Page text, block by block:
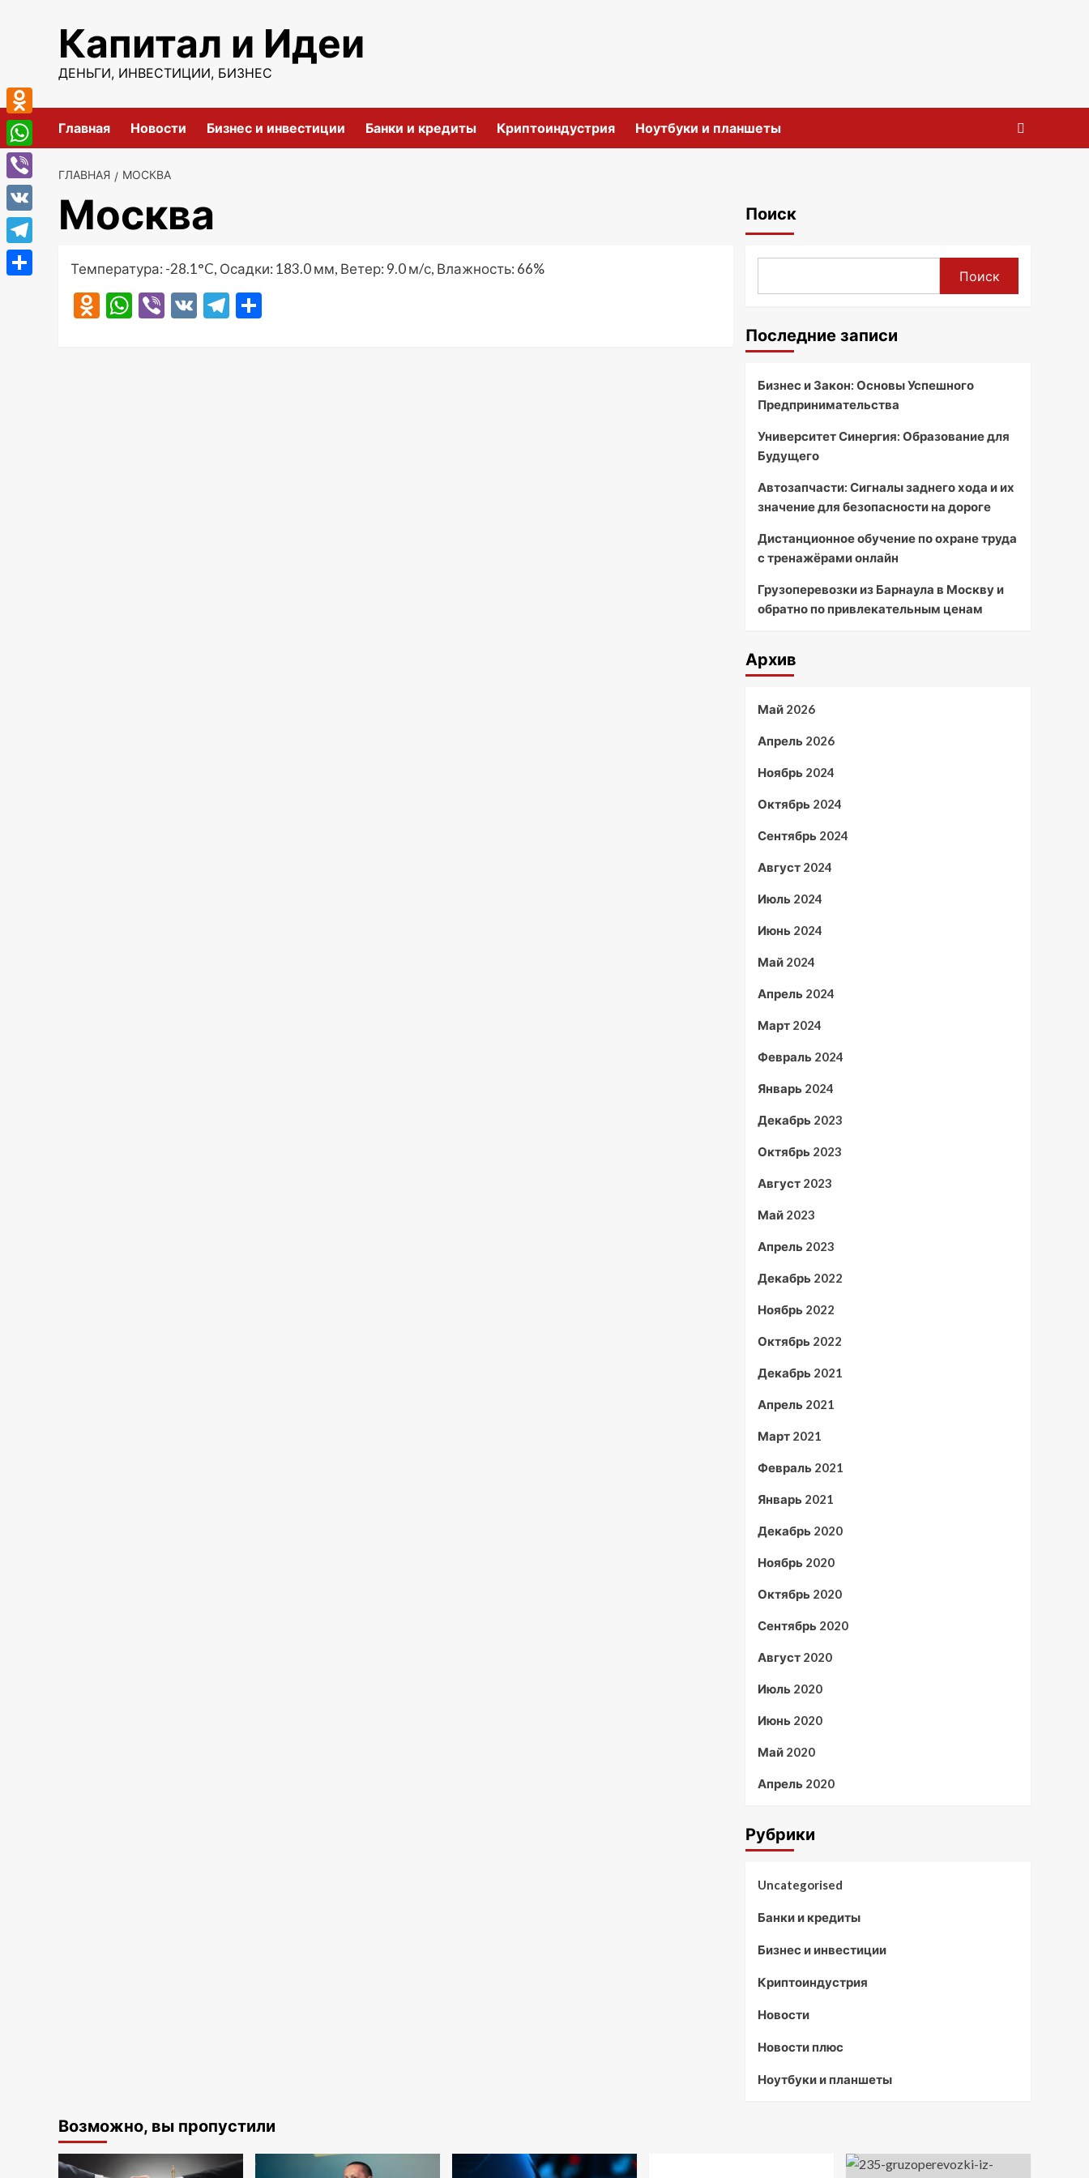
содержимомуКапитал и Идеи
ДЕНЬГИ, ИНВЕСТИЦИИ, БИЗНЕС
Главная Новости Бизнес и инвестиции Банки и кредиты Криптоиндустрия Ноутбуки и планшеты
ГЛАВНАЯ МОСКВА
Москва
Температура: -28.1°C, Осадки: 183.0 мм, Ветер: 9.0 м/с, Влажность: 66%
Odnoklassniki
WhatsApp
Viber
VK Telegram
Поиск
Поиск
Последние записи
Бизнес и Закон: Основы Успешного
Предпринимательства
Университет Синергия: Образование для
Будущего
Автозапчасти: Сигналы заднего хода и их
значение для безопасности на дороге
Дистанционное обучение по охране труда
с тренажёрами онлайн
Грузоперевозки из Барнаула в Москву и
обратно по привлекательным ценам
Архив
Май 2026
Апрель 2026
Ноябрь 2024
Октябрь 2024
Сентябрь 2024
Август 2024
Июль 2024
Июнь 2024
Май 2024
Апрель 2024
Март 2024
Февраль 2024
Январь 2024
Декабрь 2023
Октябрь 2023
Август 2023
Май 2023
Апрель 2023
Декабрь 2022
Ноябрь 2022
Октябрь 2022
Декабрь 2021
Апрель 2021
Март 2021
Февраль 2021
Январь 2021
Декабрь 2020
Ноябрь 2020
Октябрь 2020
Сентябрь 2020
Август 2020
Июль 2020
Июнь 2020
Май 2020
Апрель 2020
Рубрики
Uncategorised
Банки и кредиты
Бизнес и инвестиции
Криптоиндустрия
Новости
Новости плюс
Ноутбуки и планшеты
Возможно, вы пропустили
Odnoklassniki
WhatsApp
Viber
VK
Telegram